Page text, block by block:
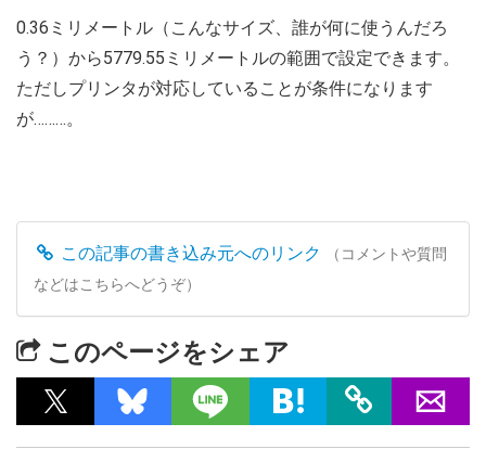
0.36ミリメートル（こんなサイズ、誰が何に使うんだろ
う？）から5779.55ミリメートルの範囲で設定できます。
ただしプリンタが対応していることが条件になります
が………。
この記事の書き込み元へのリンク
（コメントや質問
などはこちらへどうぞ）
このページをシェア